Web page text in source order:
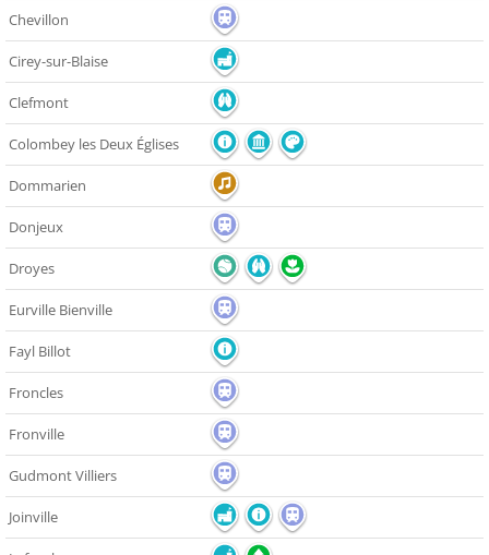
Chevillon
Cirey-sur-Blaise
Clefmont
Colombey les Deux Églises
Dommarien
Donjeux
Droyes
Eurville Bienville
Fayl Billot
Froncles
Fronville
Gudmont Villiers
Joinville